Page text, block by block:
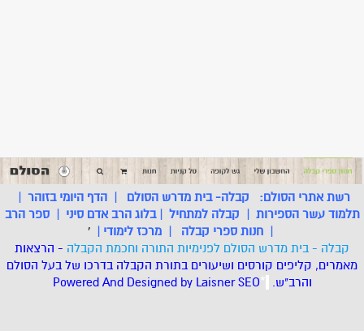
רשת אתרי הסולם: קבלה- בית מדרש הסולם |הדף היומי בזוהר |
תלמוד עשר הספירות | קבלה למתחיל |בלוג הרב אדם סיני |ספר הרב
| חנות ספרי קבלה | מרכז לימודי |
'
קבלה - בית מדרש הסולם לפנימיות התורה וחכמת הקבלה - הרצאות
מאמרים, קליפים קורסים ושיעורים בתורת הקבלה בדרכו של בעל הסולם
והרב"ש. *
Powered And Designed by LaisnerSEO